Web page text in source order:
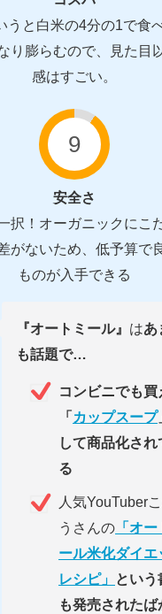
うと白米の4分の1で食
り膨らむので、見た目
感はすごい。
9
安全さ
択！オーガニックにこ
がないため、低予算で
ものが入手できる
『オートミール』 はあ
も話題で…
コンビニでも買
「 カップスープ
して商品化され
る
人気YouTuber
うさんの 「オー
ール米化ダイエ
レシピ」 という
も発売されたば